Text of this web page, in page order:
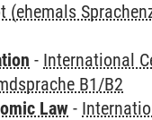
(ehemals
- International
B1/B2
Law -